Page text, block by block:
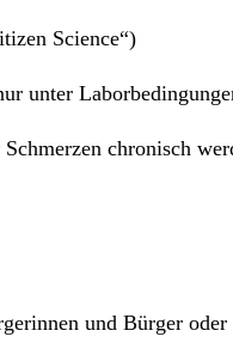
Science“)
unter
chronisch
und Bürger